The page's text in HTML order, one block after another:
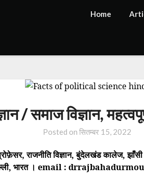
Home
/ समाज विज्ञान,
Posted on सितम्बर 15, 2022
राजनीति विज्ञान, बुंदेलखंड कालेज,
भारत । email :